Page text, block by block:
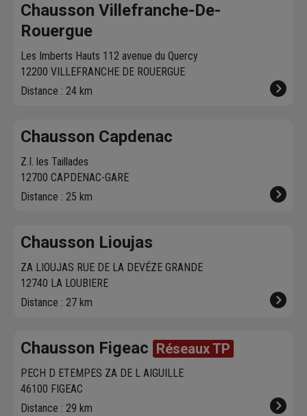
Chausson Villefranche-De-
Rouergue
Les Imberts Hauts 112 avenue du Quercy
12200 VILLEFRANCHE DE ROUERGUE
Distance : 24 km
Chausson Capdenac
Z.I. les Taillades
12700 CAPDENAC-GARE
Distance : 25 km
Chausson Lioujas
ZA LIOUJAS RUE DE LA DEVÉZE GRANDE
12740 LA LOUBIERE
Distance : 27 km
Chausson Figeac Réseaux TP
PECH D ETEMPES ZA DE L AIGUILLE
46100 FIGEAC
Distance : 29 km